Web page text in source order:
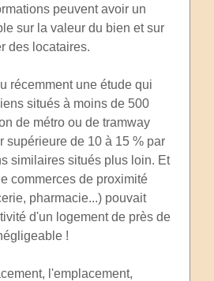
peuvent avoir un
sur la valeur du bien et sur
des locataires.
récemment une étude qui
situés à moins de 500
de métro ou de tramway
supérieure de 10 à 15 % par
similaires situés plus loin. Et
commerces de proximité
pharmacie...) pouvait
d'un logement de près de
!
l'emplacement,